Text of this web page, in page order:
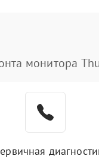
монитора